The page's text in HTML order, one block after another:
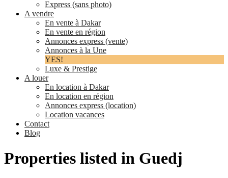
Express (sans photo)
A vendre
En vente à Dakar
En vente en région
Annonces express (vente)
Annonces à la Une
YES!
Luxe & Prestige
A louer
En location à Dakar
En location en région
Annonces express (location)
Location vacances
Contact
Blog
Properties listed in Guedj